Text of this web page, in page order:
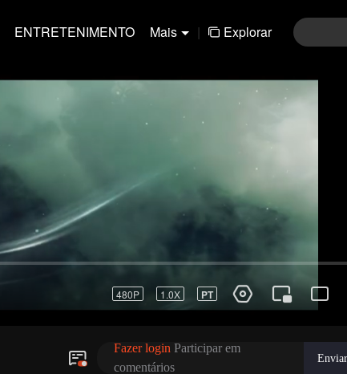
ENTRETENIMENTO Mais | Explorar